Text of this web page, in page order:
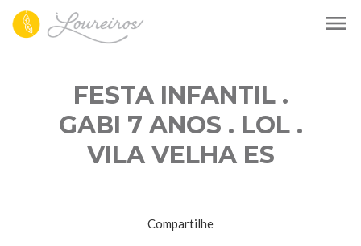
menu
FESTA INFANTIL .
GABI 7 ANOS . LOL .
VILA VELHA ES
Compartilhe